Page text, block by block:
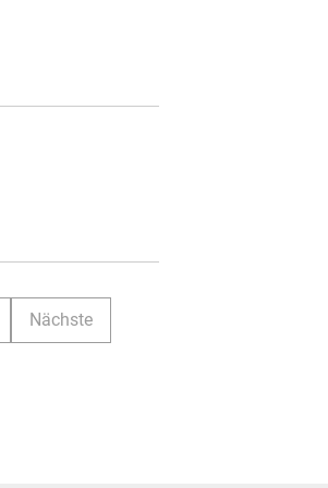
Nächste